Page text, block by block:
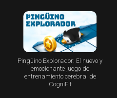
Pingüino Explorador: El nuevo y
emocionante juego de
entrenamiento cerebral de
CogniFit